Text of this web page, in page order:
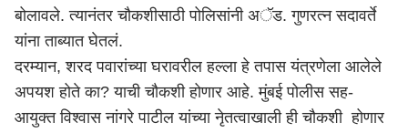
बोलावले. त्यानंतर चौकशीसाठी पोलिसांनी अॅड. गुणरत्न सदावर्ते
यांना ताब्यात घेतलं.
दरम्यान, शरद पवारांच्या घरावरील हल्ला हे तपास यंत्रणेला आलेले
अपयश होते का? याची चौकशी होणार आहे. मुंबई पोलीस सह-
आयुक्त विश्वास नांगरे पाटील यांच्या नेृतत्वाखाली ही चौकशी होणार